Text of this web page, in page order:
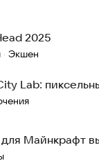
2025
· Экшен
Lab:
для Майнкрафт